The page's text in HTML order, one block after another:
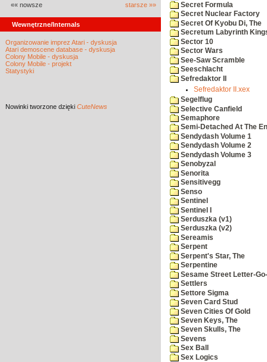
«« nowsze starsze »»
Wewnętrzne/Internals
Organizowanie imprez Atari - dyskusja
Atari demoscene database - dyskusja
Colony Mobile - dyskusja
Colony Mobile - projekt
Statystyki
Nowinki tworzone dzięki CuteNews
Secret Formula
Secret Nuclear Factory
Secret Of Kyobu Di, The
Secretum Labyrinth
Sector 10
Sector Wars
See-Saw Scramble
Seeschlacht
Sefredaktor II
Sefredaktor II.xex
Segelflug
Selective Canfield
Semaphore
Semi-Detached At The
Sendydash Volume 1
Sendydash Volume 2
Sendydash Volume 3
Senobyzal
Senorita
Sensitivegg
Senso
Sentinel
Sentinel I
Serduszka (v1)
Serduszka (v2)
Sereamis
Serpent
Serpent's Star, The
Serpentine
Sesame Street Letter-
Settlers
Settore Sigma
Seven Card Stud
Seven Cities Of Gold
Seven Keys, The
Seven Skulls, The
Sevens
Sex Ball
Sex Logics